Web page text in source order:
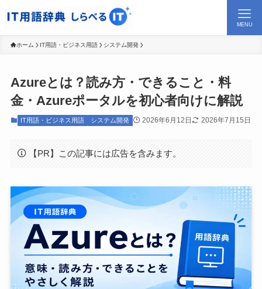
MENU
ホーム IT用語・ビジネス用語 システム開発
Azureとは？読み方・できること・料
金・Azureポータルを初心者向けに解説
IT用語・ビジネス用語 システム開発 2026年6月12日 2026年7月15日
【PR】この記事には広告を含みます。